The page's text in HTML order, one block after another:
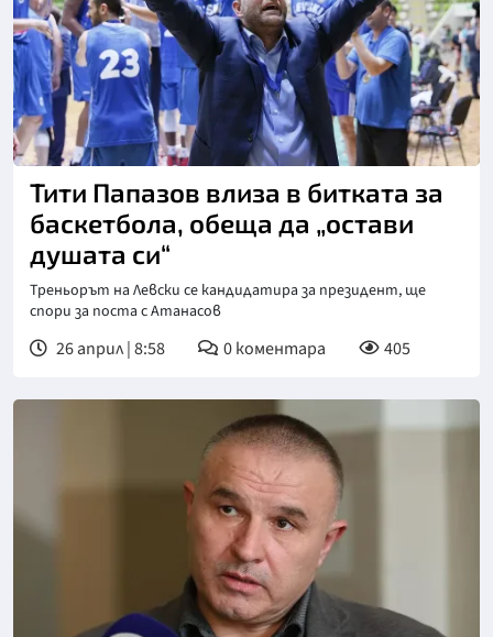
Снимка: БТА
Тити Папазов влиза в битката за
баскетбола, обеща да „остави
душата си“
Треньорът на Левски се кандидатира за президент, ще
спори за поста с Атанасов
26 април | 8:58 0коментара 405